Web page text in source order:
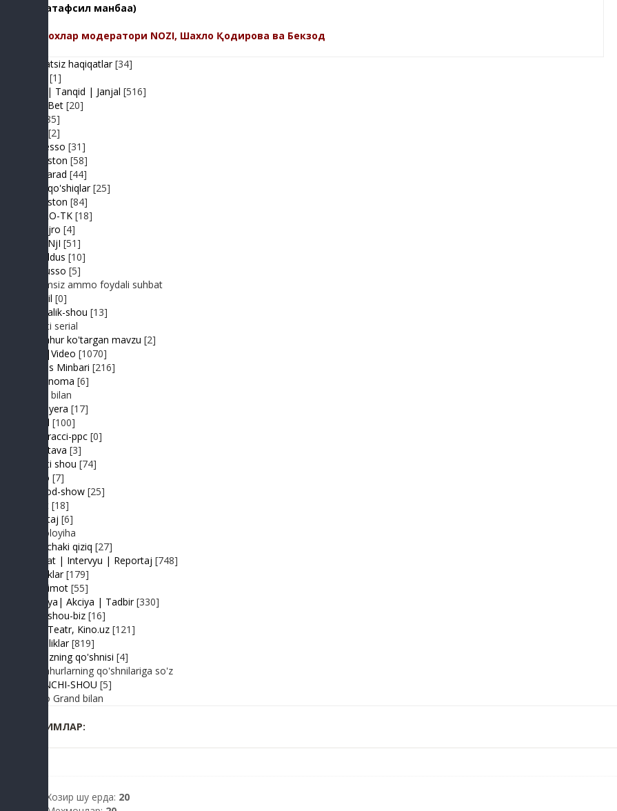
(батафсил манбаа)
Изохлар модератори NOZI, Шахло Қодирова ва Бекзод
Adolatsiz haqiqatlar [34]
[1]
Baxs| Tanqid | Janjal [516]
BeshBet [20]
[85]
[2]
Expresso [31]
FIKRiston [58]
Hit-Parad [44]
Ijara qo'shiqlar [25]
IJODiston [84]
IMPRO-TK [18]
Jonli ijro [4]
JuMaNjI [51]
JurYuldus [10]
Kaktusso [5]
Yoqimsiz ammo foydali suhbat
Kongil [0]
Kundalik-shou [13]
Realiti serial
Mashhur ko'targan mavzu [2]
MP3|Video [1070]
Muhlis Minbari [216]
Ovoznoma [6]
Luiza bilan
Premyera [17]
Prikol [100]
Paparacci-ppc [0]
Podstava [3]
Realiti shou [74]
Retro [7]
Sayyod-show [25]
Sport [18]
Shantaj [6]
Videoloyiha
Shunchaki qiziq [27]
Suhbat | Intervyu | Reportaj [748]
Tabriklar [179]
Taqdimot [55]
Hayriya| Akciya | Tadbir [330]
Turk shou-biz [16]
TV | Teatr, Kino.uz [121]
Yangiliklar [819]
Yulduzning qo'shnisi [4]
Mashhurlarning qo'shnilariga so'z
BIRINCHI-SHOU [5]
Radio Grand bilan
КИМЛАР:
Хозир шу ерда: 20